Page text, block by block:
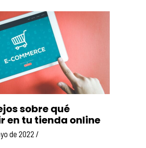
sobre qué
en tu tienda online
de 2022